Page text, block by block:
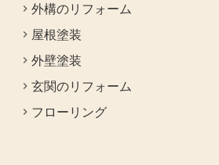
外構のリフォーム
屋根塗装
外壁塗装
玄関のリフォーム
フローリング